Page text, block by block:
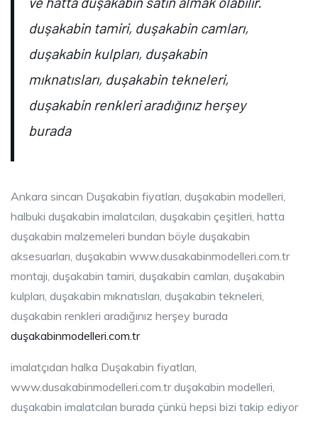
duşakabin tamiri, duşakabin camları,
duşakabin kulpları, duşakabin
mıknatısları, duşakabin tekneleri,
duşakabin renkleri aradığınız herşey
burada
Ankara sincan Duşakabin fiyatları, duşakabin modelleri,
halbuki duşakabin imalatcıları, duşakabin çeşitleri, hatta
duşakabin malzemeleri bundan böyle duşakabin
aksesuarları, duşakabin www.dusakabinmodelleri.com.tr
montajı, duşakabin tamiri, duşakabin camları, duşakabin
kulpları, duşakabin mıknatısları, duşakabin tekneleri,
duşakabin renkleri aradığınız herşey burada
duşakabinmodelleri.com.tr
imalatçıdan halka Duşakabin fiyatları,
www.dusakabinmodelleri.com.tr duşakabin modelleri,
duşakabin imalatcıları burada çünkü hepsi bizi takip ediyor